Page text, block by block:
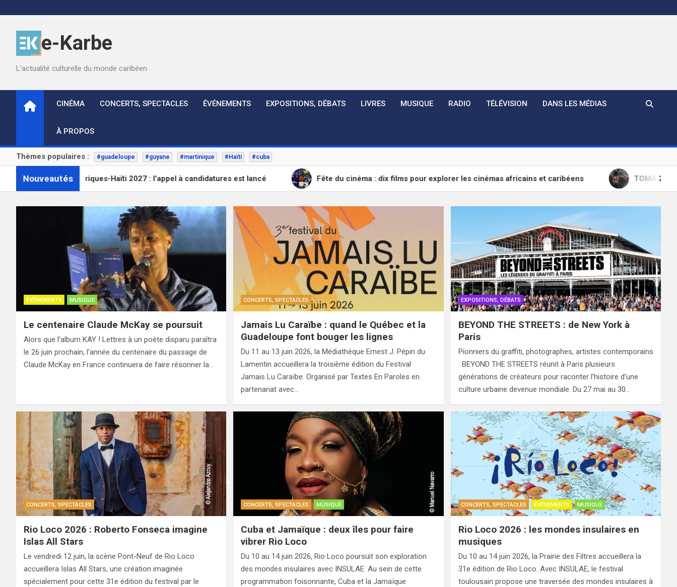
to
content
e-Karbe
L'actualité culturelle du monde caribéen
CINÉMA CONCERTS, SPECTACLES ÉVÉNEMENTS EXPOSITIONS, DÉBATS LIVRES MUSIQUE RADIO TÉLÉVISION DANS LES MÉDIAS
À PROPOS
Thèmes populaires : #guadeloupe #guyane #martinique #Haïti #cuba
Nouveautés
Afriques-Haïti 2027 : l’appel à candidatures est lancé Fête du cinéma : dix films pour explorer les cinémas africains et caribéens TOMA 2026 : «
ÉVÉNEMENTS MUSIQUE
Le centenaire Claude McKay se poursuit
Alors que l’album KAY ! Lettres à un poète disparu paraîtra
le 26 juin prochain, l’année du centenaire du passage de
Claude McKay en France continuera de faire résonner la…
CONCERTS, SPECTACLES
Jamais Lu Caraïbe : quand le Québec et la
Guadeloupe font bouger les lignes
Du 11 au 13 juin 2026, la Médiathèque Ernest J. Pépin du
Lamentin accueillera la troisième édition du Festival
Jamais Lu Caraïbe. Organisé par Textes En Paroles en
partenariat avec…
EXPOSITIONS, DÉBATS
BEYOND THE STREETS : de New York à
Paris
Pionniers du graffiti, photographes, artistes contemporains
: BEYOND THE STREETS réunit à Paris plusieurs
générations de créateurs pour raconter l’histoire d’une
culture urbaine devenue mondiale. Du 27 mai au 30…
CONCERTS, SPECTACLES
Rio Loco 2026 : Roberto Fonseca imagine
Islas All Stars
Le vendredi 12 juin, la scène Pont-Neuf de Rio Loco
accueillera Islas All Stars, une création imaginée
spécialement pour cette 31e édition du festival par le
CONCERTS, SPECTACLES MUSIQUE
Cuba et Jamaïque : deux îles pour faire
vibrer Rio Loco
Du 10 au 14 juin 2026, Rio Loco poursuit son exploration
des mondes insulaires avec INSULAE. Au sein de cette
programmation foisonnante, Cuba et la Jamaïque
CONCERTS, SPECTACLES ÉVÉNEMENTS MUSIQUE
Rio Loco 2026 : les mondes insulaires en
musiques
Du 10 au 14 juin 2026, la Prairie des Filtres accueillera la
31e édition de Rio Loco. Avec INSULAE, le festival
toulousain propose une traversée des mondes insulaires à